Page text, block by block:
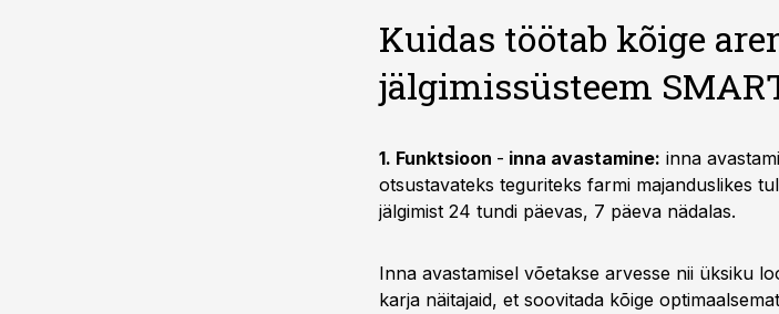
Kuidas töötab kõige
jälgimissüsteem
1. Funktsioon - inna avastamine: inna
otsustavateks teguriteks farmi majanduslikes
jälgimist 24 tundi päevas, 7 päeva nädalas.
Inna avastamisel võetakse arvesse nii üksiku
karja näitajaid, et soovitada kõige